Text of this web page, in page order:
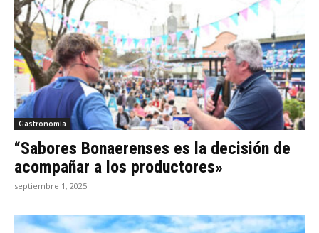
Gastronomía
“Sabores Bonaerenses es la decisión de
acompañar a los productores»
septiembre 1, 2025